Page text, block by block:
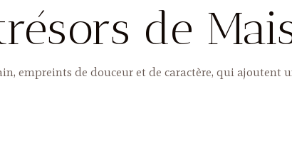
de
empreints de douceur et de caractère, qui ajoutent